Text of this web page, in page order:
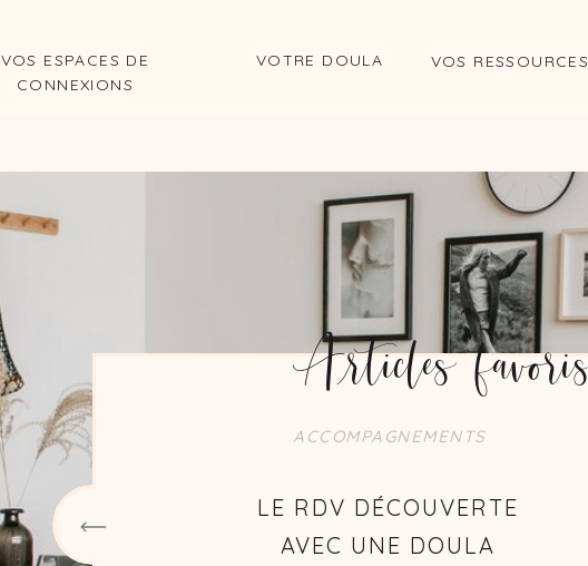
VOS ESPACES DE
CONNEXIONS
VOS RESSOURCES
VOTRE DOULA
Articles favoris